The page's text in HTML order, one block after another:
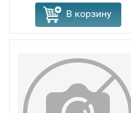
В корзину